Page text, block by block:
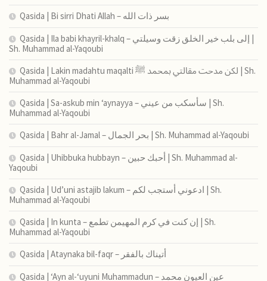
Qasida | Bi sirri Dhati Allah – بسر ذات الله
Qasida | Ila babi khayril-khalq – إلى بلب خير الخلق زقت وسيلتي |
Sh. Muhammad al-Yaqoubi
Qasida | Lakin madahtu maqalti لكن مدحت مقالتي بمحمد ﷺ | Sh.
Muhammad al-Yaqoubi
Qasida | Sa-askub min ‘aynayya – سأسكب من عيني | Sh.
Muhammad al-Yaqoubi
Qasida | Bahr al-Jamal – بحر الجمال | Sh. Muhammad al-Yaqoubi
Qasida | Uhibbuka hubbayn – أحبك حبين | Sh. Muhammad al-
Yaqoubi
Qasida | Ud’uni astajib lakum – ادعوني أستجب لكم | Sh.
Muhammad al-Yaqoubi
Qasida | In kunta – إن كنت في كرم المهيمن تطمع | Sh.
Muhammad al-Yaqoubi
Qasida | Ataynaka bil-faqr – أتيناك بالفقر
Qasida | ‘Ayn al-‘uyuni Muhammadun – عين العيون محمد